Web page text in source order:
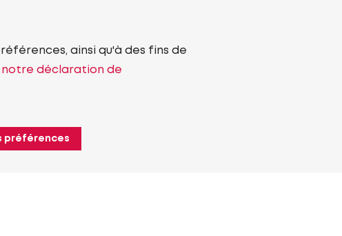
ainsi qu'à des fins de
notre déclaration de
préférences